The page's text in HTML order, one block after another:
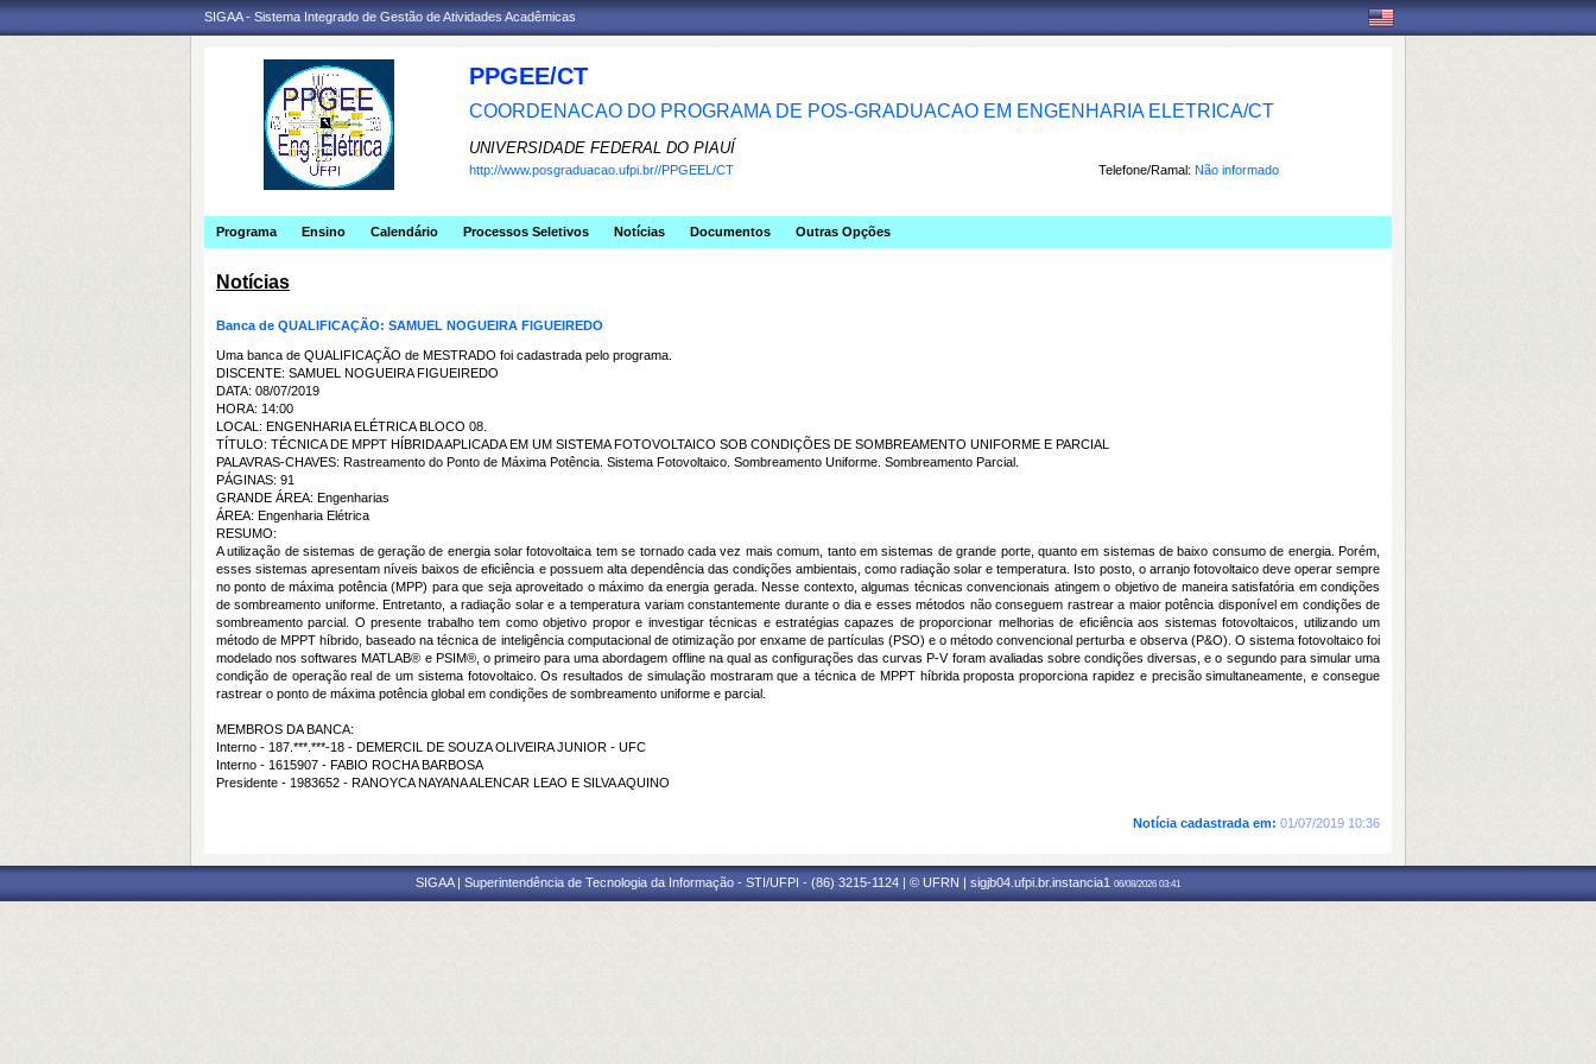
SIGAA - Sistema Integrado de Gestão de Atividades Acadêmicas
PPGEE/CT
COORDENACAO DO PROGRAMA DE POS-GRADUACAO EM ENGENHARIA ELETRICA/CT
UNIVERSIDADE FEDERAL DO PIAUÍ
Telefone/Ramal: Não informado
http://www.posgraduacao.ufpi.br//PPGEEL/CT
Programa Ensino Calendário Processos Seletivos Notícias Documentos Outras Opções
Notícias
Banca de QUALIFICAÇÃO: SAMUEL NOGUEIRA FIGUEIREDO
Uma banca de QUALIFICAÇÃO de MESTRADO foi cadastrada pelo programa.
DISCENTE: SAMUEL NOGUEIRA FIGUEIREDO
DATA: 08/07/2019
HORA: 14:00
LOCAL: ENGENHARIA ELÉTRICA BLOCO 08.
TÍTULO: TÉCNICA DE MPPT HÍBRIDA APLICADA EM UM SISTEMA FOTOVOLTAICO SOB CONDIÇÕES DE SOMBREAMENTO UNIFORME E PARCIAL
PALAVRAS-CHAVES: Rastreamento do Ponto de Máxima Potência. Sistema Fotovoltaico. Sombreamento Uniforme. Sombreamento Parcial.
PÁGINAS: 91
GRANDE ÁREA: Engenharias
ÁREA: Engenharia Elétrica
RESUMO:
A utilização de sistemas de geração de energia solar fotovoltaica tem se tornado cada vez mais comum, tanto em sistemas de grande porte, quanto em sistemas de baixo consumo de energia. Porém,
esses sistemas apresentam níveis baixos de eficiência e possuem alta dependência das condições ambientais, como radiação solar e temperatura. Isto posto, o arranjo fotovoltaico deve operar sempre
no ponto de máxima potência (MPP) para que seja aproveitado o máximo da energia gerada. Nesse contexto, algumas técnicas convencionais atingem o objetivo de maneira satisfatória em condições
de sombreamento uniforme. Entretanto, a radiação solar e a temperatura variam constantemente durante o dia e esses métodos não conseguem rastrear a maior potência disponível em condições de
sombreamento parcial. O presente trabalho tem como objetivo propor e investigar técnicas e estratégias capazes de proporcionar melhorias de eficiência aos sistemas fotovoltaicos, utilizando um
método de MPPT híbrido, baseado na técnica de inteligência computacional de otimização por enxame de partículas (PSO) e o método convencional perturba e observa (P&O). O sistema fotovoltaico foi
modelado nos softwares MATLAB® e PSIM®, o primeiro para uma abordagem offline na qual as configurações das curvas P-V foram avaliadas sobre condições diversas, e o segundo para simular uma
condição de operação real de um sistema fotovoltaico. Os resultados de simulação mostraram que a técnica de MPPT híbrida proposta proporciona rapidez e precisão simultaneamente, e consegue
rastrear o ponto de máxima potência global em condições de sombreamento uniforme e parcial.
MEMBROS DA BANCA:
Interno - 187.***.***-18 - DEMERCIL DE SOUZA OLIVEIRA JUNIOR - UFC
Interno - 1615907 - FABIO ROCHA BARBOSA
Presidente - 1983652 - RANOYCA NAYANA ALENCAR LEAO E SILVA AQUINO
Notícia cadastrada em: 01/07/2019 10:36
SIGAA | Superintendência de Tecnologia da Informação - STI/UFPI - (86) 3215-1124 | © UFRN | sigjb04.ufpi.br.instancia1 06/08/2026 03:41